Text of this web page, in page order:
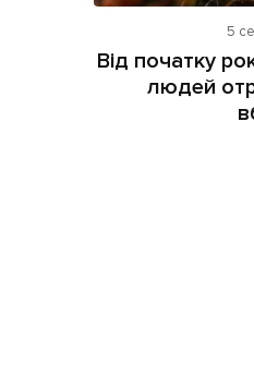
5
Від початку
людей